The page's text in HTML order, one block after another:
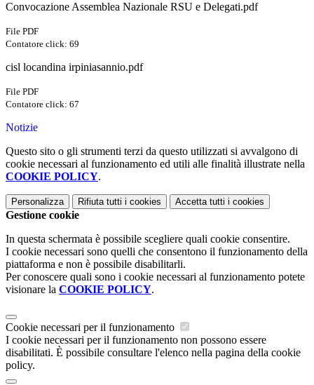
Convocazione Assemblea Nazionale RSU e Delegati.pdf
File PDF
Contatore click: 69
cisl locandina irpiniasannio.pdf
File PDF
Contatore click: 67
Notizie
Questo sito o gli strumenti terzi da questo utilizzati si avvalgono di
cookie necessari al funzionamento ed utili alle finalità illustrate nella
COOKIE POLICY.
Personalizza Rifiuta tutti i cookies Accetta tutti i cookies
Gestione cookie
In questa schermata è possibile scegliere quali cookie consentire.
I cookie necessari sono quelli che consentono il funzionamento della
piattaforma e non è possibile disabilitarli.
Per conoscere quali sono i cookie necessari al funzionamento potete
visionare la COOKIE POLICY.
Cookie necessari per il funzionamento
I cookie necessari per il funzionamento non possono essere
disabilitati. È possibile consultare l'elenco nella pagina della cookie
policy.